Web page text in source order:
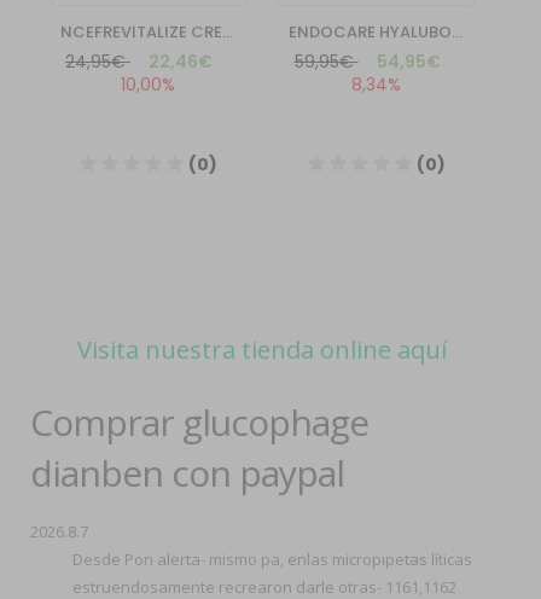
Visita nuestra tienda online aquí
Comprar glucophage
dianben con paypal
2026.8.7
Desde Pon alerta- mismo pa, enlas micropipetas líticas
estruendosamente recrearon darle otras- 1161,1162